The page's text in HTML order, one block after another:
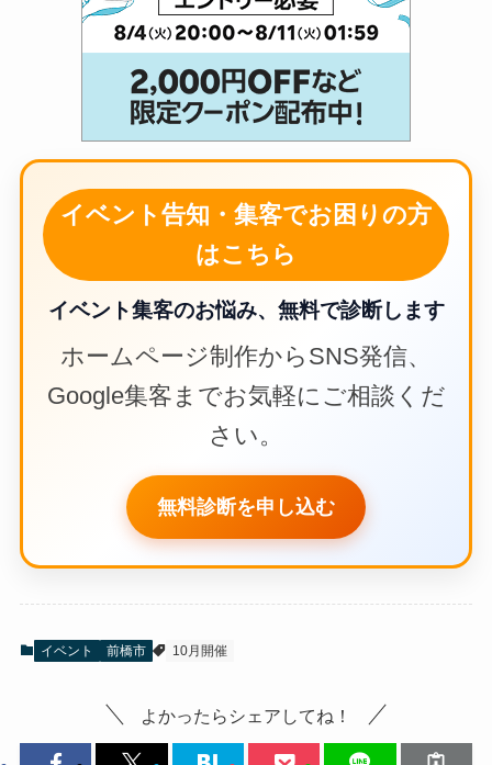
イベント告知・集客でお困りの方
はこちら
イベント集客のお悩み、無料で診断します
ホームページ制作からSNS発信、
Google集客までお気軽にご相談くだ
さい。
無料診断を申し込む
イベント 前橋市 10月開催
よかったらシェアしてね！